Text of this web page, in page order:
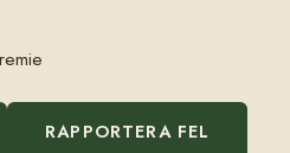
RAPPORTERA FEL